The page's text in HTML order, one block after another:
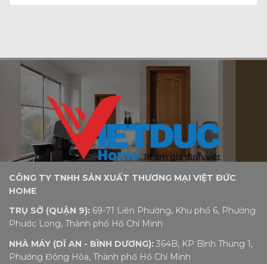
CÔNG TY TNHH SẢN XUẤT THƯƠNG MẠI VIỆT ĐỨC
HOME
TRỤ SỞ (QUẬN 9): 69-71 Liên Phường, Khu phố 6, Phường
Phước Long, Thành phố Hồ Chí Minh
NHÀ MÁY (DĨ AN - BÌNH DƯƠNG): 364B, KP Bình Thung 1,
Phường Đông Hòa, Thành phố Hồ Chí Minh